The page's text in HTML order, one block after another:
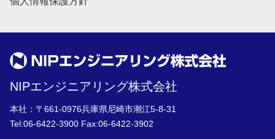
NIPエンジニアリング株式会社
本社：〒661-0976兵庫県尼崎市潮江5-8-31
Tel:06-6422-3900 Fax:06-6422-3902